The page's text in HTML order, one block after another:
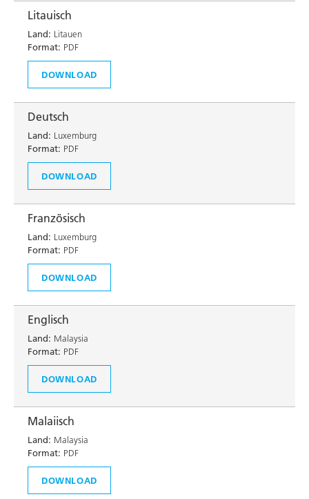
Litauisch
Land: Litauen
Format: PDF
DOWNLOAD
Deutsch
Land: Luxemburg
Format: PDF
DOWNLOAD
Französisch
Land: Luxemburg
Format: PDF
DOWNLOAD
Englisch
Land: Malaysia
Format: PDF
DOWNLOAD
Malaiisch
Land: Malaysia
Format: PDF
DOWNLOAD